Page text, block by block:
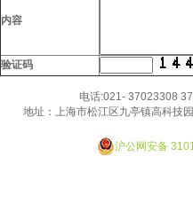
内容
验证码
电话:021- 37023308
地址：上海市松江区九亭镇高科技
沪公网安备